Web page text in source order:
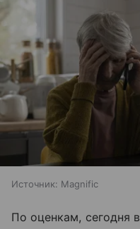
Источник: Magnific
По оценкам, сегодня